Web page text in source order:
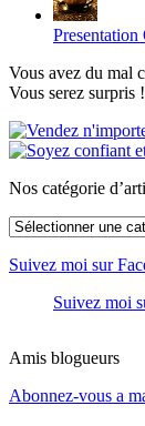
Vous avez du mal
Vous serez surpris !
Nos catégorie
Nos
d’articles
Suivez moi sur
Suivez moi
Amis blogueurs
Abonnez-vous a